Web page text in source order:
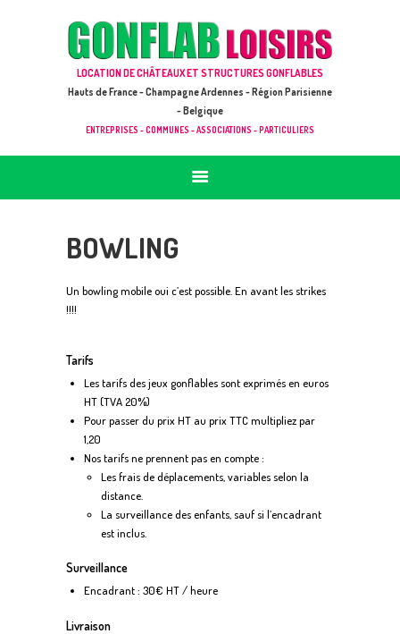
LOCATION DE CHÂTEAUX ET STRUCTURES GONFLABLES
Hauts de France - Champagne Ardennes - Région Parisienne
- Belgique
ENTREPRISES - COMMUNES - ASSOCIATIONS - PARTICULIERS
GONFLAB LOISIRS
ACCUEIL
JEUX À LOUER & PRESTATIONS
CATALOGUE / TARIF
DEMANDE DE DEVIS (SOUS 24H)
BOWLING
Un bowling mobile oui c’est possible. En avant les strikes
!!!!
Tarifs
Les tarifs des jeux gonflables sont exprimés en euros
HT (TVA 20%)
Pour passer du prix HT au prix TTC multipliez par
1,20
Nos tarifs ne prennent pas en compte :
Les frais de déplacements, variables selon la
distance.
La surveillance des enfants, sauf si l’encadrant
est inclus.
Surveillance
Encadrant : 30€ HT / heure
Livraison